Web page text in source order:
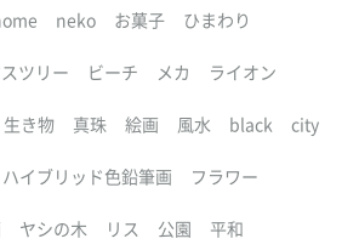
neko お菓子 ひまわり
ツリー ビーチ メカ ライオン
生き物 真珠 絵画 風水 black city
ハイブリッド色鉛筆画 フラワー
ヤシの木 リス 公園 平和